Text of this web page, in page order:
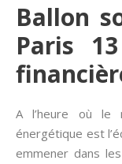
Ballon
Paris
A l’heure où le
énergétique est
emmener dans